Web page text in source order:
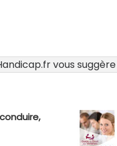
vous suggère